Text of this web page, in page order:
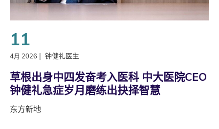
11
4月 2026 | 钟健礼医生
草根出身中四发奋考入医科 中大医院CEO
钟健礼急症岁月磨练出抉择智慧
东方新地